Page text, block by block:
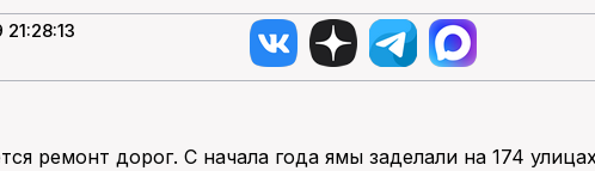
ремонт дорог. С начала года ямы заделали на 174